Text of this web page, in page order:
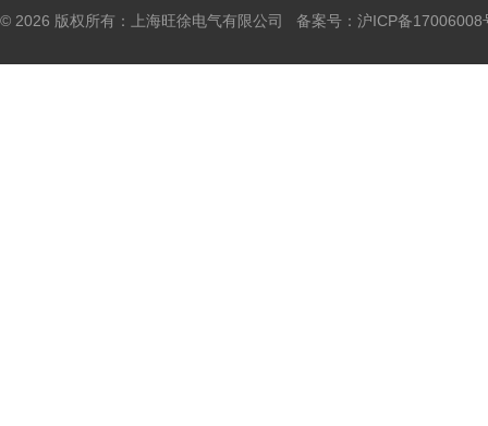
© 2026 版权所有：上海旺徐电气有限公司 备案号： 沪ICP备17006008